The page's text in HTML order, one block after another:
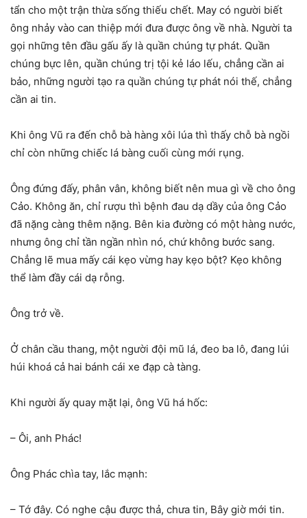
tẩn cho một trận thừa sống thiếu chết. May có người biết
ông nhảy vào can thiệp mới đưa được ông về nhà. Người ta
gọi những tên đầu gấu ấy là quần chúng tự phát. Quần
chúng bực lên, quần chúng trị tội kẻ láo lếu, chẳng cần ai
bảo, những người tạo ra quần chúng tự phát nói thế, chẳng
cần ai tin.
Khi ông Vũ ra đến chỗ bà hàng xôi lúa thì thấy chỗ bà ngồi
chỉ còn những chiếc lá bàng cuối cùng mới rụng.
Ông đứng đấy, phân vân, không biết nên mua gì về cho ông
Cảo. Không ăn, chỉ rượu thì bệnh đau dạ dầy của ông Cảo
đã nặng càng thêm nặng. Bên kia đường có một hàng nước,
nhưng ông chỉ tần ngần nhìn nó, chứ không bước sang.
Chẳng lẽ mua mấy cái kẹo vừng hay kẹo bột? Kẹo không
thể làm đầy cái dạ rỗng.
Ông trở về.
Ở chân cầu thang, một người đội mũ lá, đeo ba lô, đang lúi
húi khoá cả hai bánh cái xe đạp cà tàng.
Khi người ấy quay mặt lại, ông Vũ há hốc:
– Ôi, anh Phác!
Ông Phác chìa tay, lắc mạnh:
– Tớ đây. Có nghe cậu được thả, chưa tin, Bây giờ mới tin.